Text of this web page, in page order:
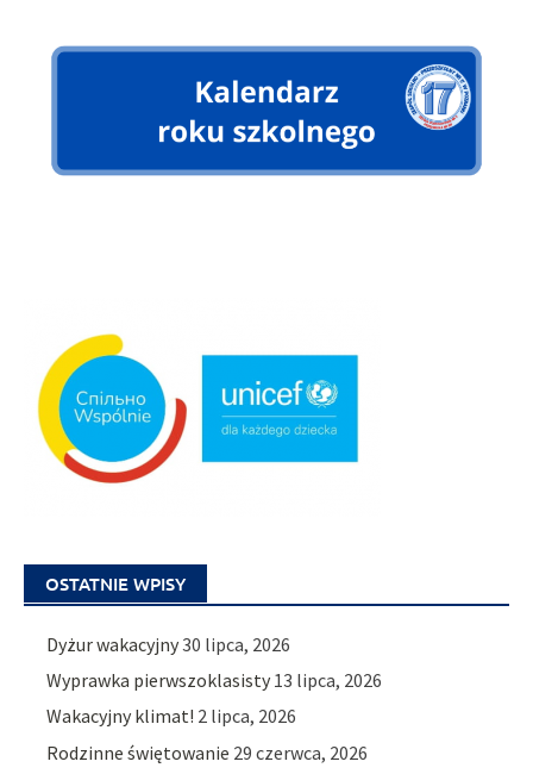
OSTATNIE WPISY
Dyżur wakacyjny30 lipca, 2026
Wyprawka pierwszoklasisty 13 lipca, 2026
Wakacyjny klimat! 2 lipca, 2026
Rodzinne świętowanie 29 czerwca, 2026